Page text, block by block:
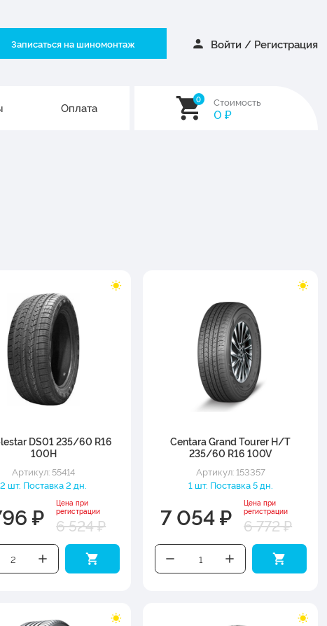
Записаться на шиномонтаж Войти / Регистрация
Оплата
0 Стоимость
0 ₽
DS01 235/60 R16
100H
Артикул: 55414
2 шт. Поставка 2 дн.
₽
Цена при
регистрации
6 524 ₽
Centara Grand Tourer H/T
235/60 R16 100V
Артикул: 153357
1 шт. Поставка 5 дн.
7 054 ₽
Цена при
регистрации
6 772 ₽